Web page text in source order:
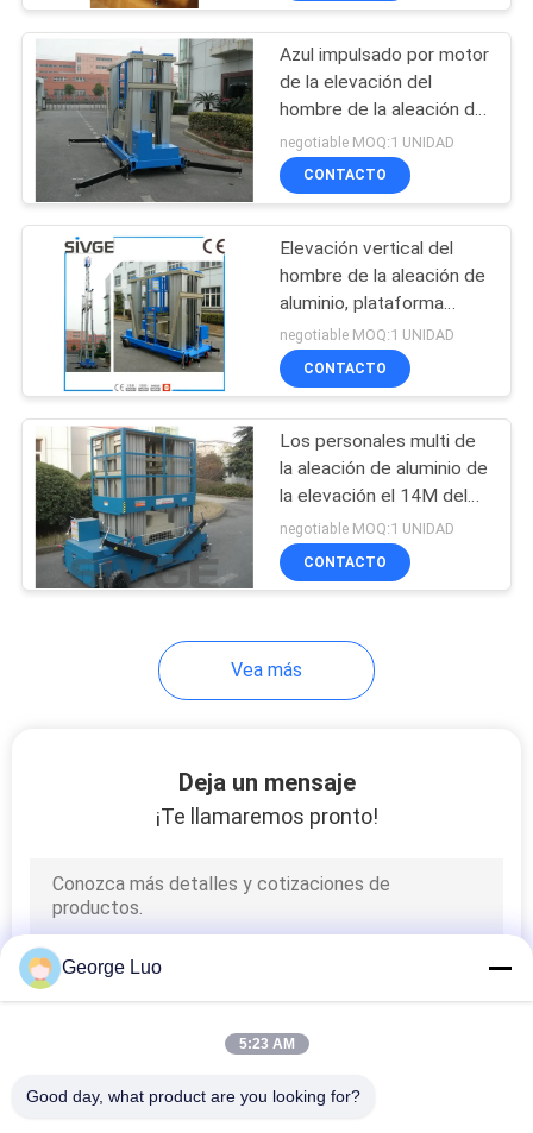
Azul impulsado por motor
de la elevación del
hombre de la aleación de
aluminio de 22 M una
para la limpieza de
ventana
negotiable MOQ:1 UNIDAD
CONTACTO
Elevación vertical del
hombre de la aleación de
aluminio, plataforma
aérea de la elevación de
los 20m para una
persona
negotiable MOQ:1 UNIDAD
CONTACTO
Los personales multi de
la aleación de aluminio de
la elevación el 14M del
hombre del palo uno
levantan la carga de la
plataforma 200kg
negotiable MOQ:1 UNIDAD
CONTACTO
Vea más
Deja un mensaje
¡Te llamaremos pronto!
George Luo
5:23 AM
Good day, what product are you looking for?